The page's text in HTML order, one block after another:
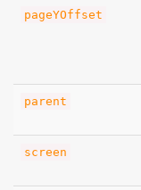
pageYOffset
parent
screen